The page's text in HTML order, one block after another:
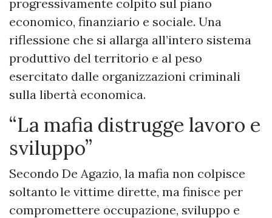
progressivamente colpito sul piano
economico, finanziario e sociale. Una
riflessione che si allarga all’intero sistema
produttivo del territorio e al peso
esercitato dalle organizzazioni criminali
sulla libertà economica.
“La mafia distrugge lavoro e
sviluppo”
Secondo De Agazio, la mafia non colpisce
soltanto le vittime dirette, ma finisce per
compromettere occupazione, sviluppo e